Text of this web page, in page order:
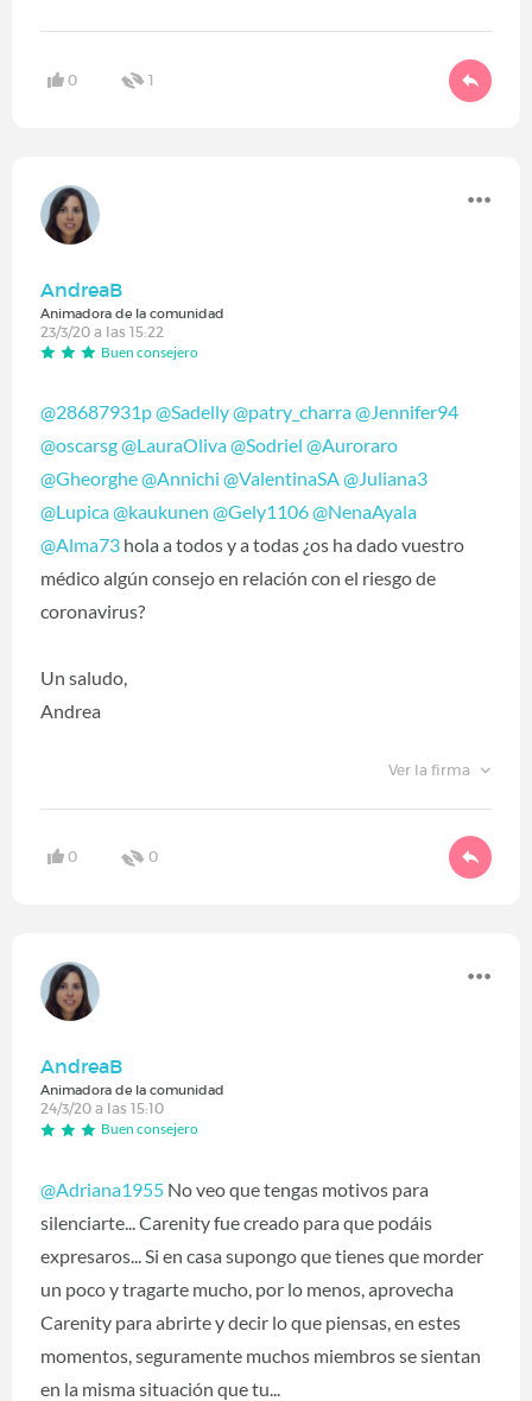
0 1
AndreaB
Animadora de la comunidad
23/3/20 a las 15:22
Buen consejero
@28687931p@Sadelly@patry_charra@Jennifer94
@oscarsg@LauraOliva@Sodriel @Auroraro
@Gheorghe@Annichi @ValentinaSA@Juliana3
@Lupica@kaukunen @Gely1106@NenaAyala
@Alma73 ‍ hola a todos y a todas ¿os ha dado vuestro
médico algún consejo en relación con el riesgo de
coronavirus?
Un saludo,
Andrea
Ver la firma
0 0
AndreaB
Animadora de la comunidad
24/3/20 a las 15:10
Buen consejero
@Adriana1955 No veo que tengas motivos para
silenciarte... Carenity fue creado para que podáis
expresaros... Si en casa supongo que tienes que morder
un poco y tragarte mucho, por lo menos, aprovecha
Carenity para abrirte y decir lo que piensas, en estes
momentos, seguramente muchos miembros se sientan
en la misma situación que tu...